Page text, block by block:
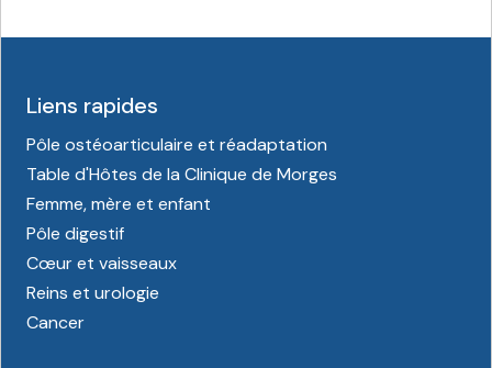
Liens rapides
Pôle ostéoarticulaire et réadaptation
Table d'Hôtes de la Clinique de Morges
Femme, mère et enfant
Pôle digestif
Cœur et vaisseaux
Reins et urologie
Cancer